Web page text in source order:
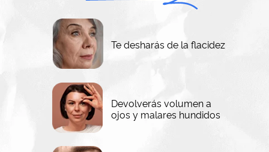
Devolverás volumen a
ojos y malares hundidos
Te desharás de la flacidez